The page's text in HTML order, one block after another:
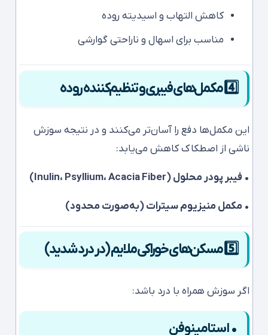
کاهش التهاب و اسیدیته روده
مناسب برای اسهال و ناراحتی گوارشی
4️⃣ مکمل‌های فیبری و تنظیم‌کننده روده
این مکمل‌ها دفع را آسان‌تر می‌کنند و در نتیجه سوزش
ناشی از اصطکاک کاهش می‌یابد:
• فیبر پودر محلول (Inulin، Psyllium، Acacia Fiber)
• مکمل منیزیوم سیترات (به‌صورت محدود)
5️⃣ مسکن‌های خوراکی ملایم (در درد شدید)
اگر سوزش همراه با درد باشد:
• استامینوفن